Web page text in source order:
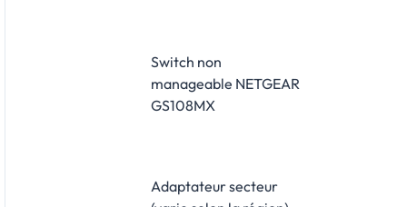
Switch non
manageable NETGEAR
GS108MX
Adaptateur secteur